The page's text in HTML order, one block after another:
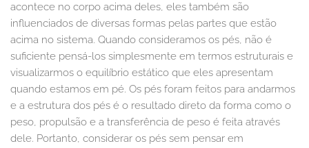
acontece no corpo acima deles, eles também são
influenciados de diversas formas pelas partes que estão
acima no sistema. Quando consideramos os pés, não é
suficiente pensá-los simplesmente em termos estruturais e
visualizarmos o equilíbrio estático que eles apresentam
quando estamos em pé. Os pés foram feitos para andarmos
e a estrutura dos pés é o resultado direto da forma como o
peso, propulsão e a transferência de peso é feita através
dele. Portanto, considerar os pés sem pensar em